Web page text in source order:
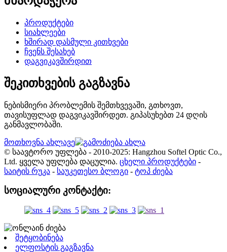
პროდუქტები
სიახლეები
ხშირად დასმული კითხვები
ჩვენს შესახებ
დაგვიკავშირდით
შეკითხვების გაგზავნა
ნებისმიერი პრობლემის შემთხვევაში, გთხოვთ,
თავისუფლად დაგვიკავშირდეთ. გიპასუხებთ 24 დღის
განმავლობაში.
მოთხოვნა ახლავე
© საავტორო უფლება - 2010-2025: Hangzhou Softel Optic Co.,
Ltd. ყველა უფლება დაცულია. ცხელი პროდუქტები -
საიტის რუკა - საუკეთესო ბლოგი - ტოპ ძიება
სოციალური კონტაქტი:
შეტყობინება
ელფოსტის გაგზავნა